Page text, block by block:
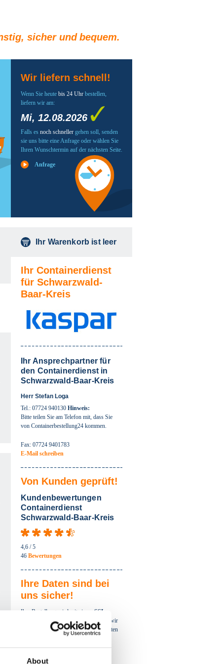
About
sicher und bequem.
Wir liefern schnell!
Wenn Sie heute bis 24 Uhr bestellen,
liefern wir am:
Mi, 12.08.2026
Falls es noch schneller gehen soll, senden
sie uns bitte eine Anfrage oder wählen Sie
Ihren Wunschtermin auf der nächsten Seite.
Anfrage
Ihr Warenkorb ist leer
Ihr Containerdienst
für Schwarzwald-
Baar-Kreis
Ihr Ansprechpartner für
den Containerdienst in
Schwarzwald-Baar-Kreis
Herr Stefan Loga
Tel.: 07724 940130 Hinweis:
Bitte teilen Sie am Telefon mit, dass Sie
von Containerbestellung24 kommen.
Fax: 07724 9401783
E-Mail schreiben
Von Kunden geprüft!
Kundenbewertungen
Containerdienst
Schwarzwald-Baar-Kreis
4,6 / 5
46 Bewertungen
Ihre Daten sind bei
uns sicher!
Ihre Bestellung wird mit einem SSL-
verschlüsselt. Damit sichern wir
die Übertragung Ihrer persönlichen Daten